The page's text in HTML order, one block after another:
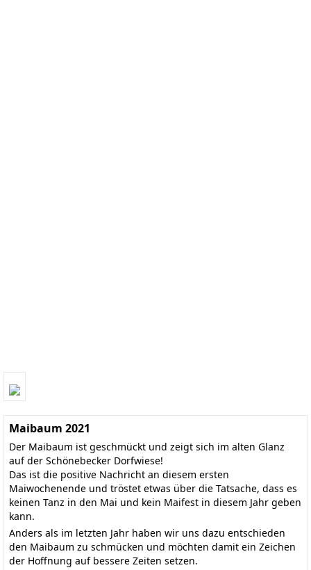
Maibaum 2021
Der Maibaum ist geschmückt und zeigt sich im alten Glanz
auf der Schönebecker Dorfwiese!
Das ist die positive Nachricht an diesem ersten
Maiwochenende und tröstet etwas über die Tatsache, dass es
keinen Tanz in den Mai und kein Maifest in diesem Jahr geben
kann.
Anders als im letzten Jahr haben wir uns dazu entschieden
den Maibaum zu schmücken und möchten damit ein Zeichen
der Hoffnung auf bessere Zeiten setzen.